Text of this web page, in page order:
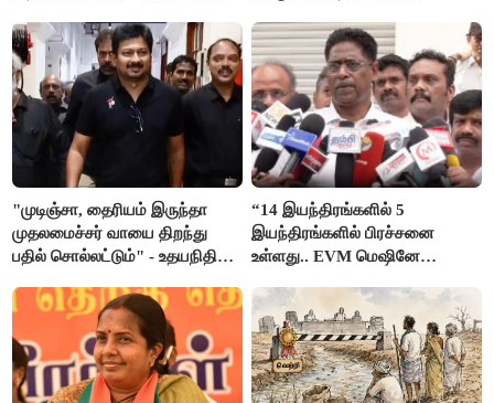
"முடிஞ்சா, தைரியம் இருந்தா
முதலமைச்சர் வாயை திறந்து
பதில் சொல்லட்டும்" - உதயநிதி
“14 இயந்திரங்களில் 5
இயந்திரங்களில் பிரச்சனை
உள்ளது.. EVM மெஷினே
இளங்கோ